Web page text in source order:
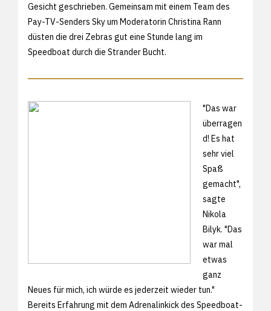
Gesicht geschrieben. Gemeinsam mit einem Team des
Pay-TV-Senders Sky um Moderatorin Christina Rann
düsten die drei Zebras gut eine Stunde lang im
Speedboat durch die Strander Bucht.
"Das war
überragen
d! Es hat
sehr viel
Spaß
gemacht",
sagte
Nikola
Bilyk. "Das
war mal
etwas
ganz
Neues für mich, ich würde es jederzeit wieder tun."
Bereits Erfahrung mit dem Adrenalinkick des Speedboat-